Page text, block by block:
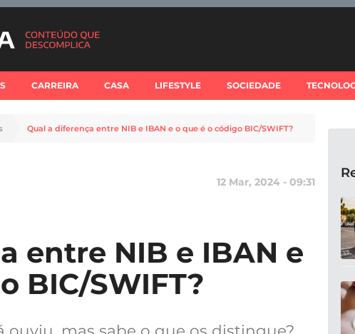
CARREIRA CASA LIFESTYLE SOCIEDADE
Qual a diferença entre NIB e IBAN e o que é o código BIC/SWIFT?
12 Mar, 2024 - 09:31
entre NIB e IBAN e
BIC/SWIFT?